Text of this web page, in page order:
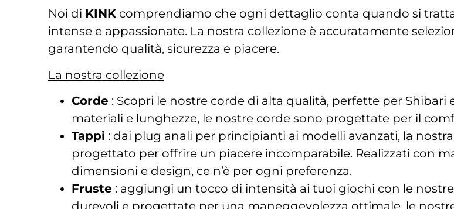
Noi di KINK comprendiamo che ogni dettaglio conta quando si
intense e appassionate. La nostra collezione è accuratamente
garantendo qualità, sicurezza e piacere.
La nostra collezione
Corde : Scopri le nostre corde di alta qualità, perfette per
materiali e lunghezze, le nostre corde sono progettate per il
Tappi : dai plug anali per principianti ai modelli avanzati, la
progettato per offrire un piacere incomparabile. Realizzati con
dimensioni e design, ce n’è per ogni preferenza.
Fruste : aggiungi un tocco di intensità ai tuoi giochi con le
durevoli e progettate per una maneggevolezza ottimale, le